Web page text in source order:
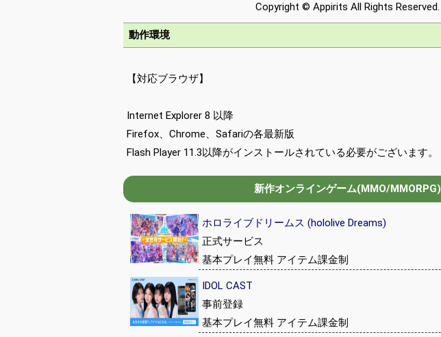
Copyright © Appirits All Rights Reserved.
動作環境
【対応ブラウザ】
Internet Explorer 8 以降
Firefox、Chrome、Safariの各最新版
Flash Player 11.3以降がインストールされている必要がございます。
新作オンラインゲーム(MMO/MMORPG)
ホロライブドリームス (hololive Dreams)
正式サービス
基本プレイ無料 アイテム課金制
IDOL CAST
事前登録
基本プレイ無料 アイテム課金制